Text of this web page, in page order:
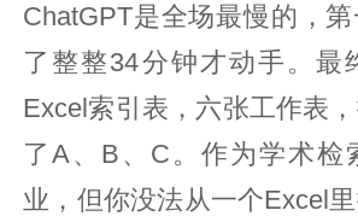
ChatGPT是全场最慢的，
了整整34分钟才动手。最
Excel索引表，六张工作表
了A、B、C。作为学术检
业，但你没法从一个Excel